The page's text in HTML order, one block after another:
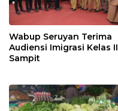
Wabup Seruyan Terima
Audiensi Imigrasi Kelas II
Sampit